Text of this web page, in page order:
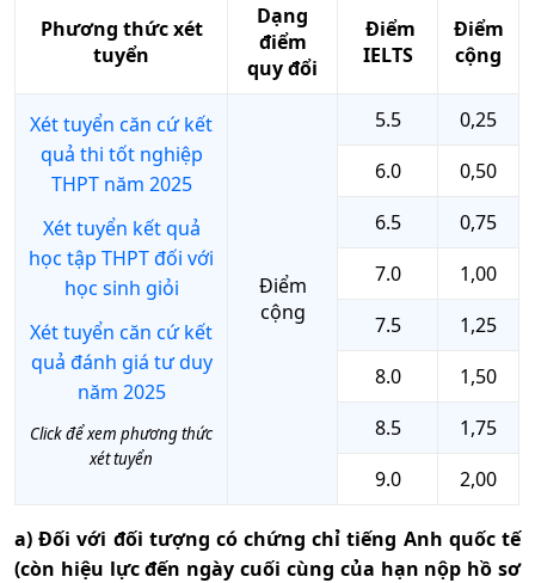
Phương thức xét
tuyển
Dạng
điểm
quy đổi
Điểm
IELTS
Điểm
cộng
Xét tuyển căn cứ kết
quả thi tốt nghiệp
THPT năm 2025
Xét tuyển kết quả
học tập THPT đối với
học sinh giỏi
Xét tuyển căn cứ kết
quả đánh giá tư duy
năm 2025
Click để xem phương thức
xét tuyển
Điểm
cộng
5.5
0,25
6.0
0,50
6.5
0,75
7.0
1,00
7.5
1,25
8.0
1,50
8.5
1,75
9.0
2,00
a) Đối với đối tượng có chứng chỉ tiếng Anh quốc tế
(còn hiệu lực đến ngày cuối cùng của hạn nộp hồ sơ